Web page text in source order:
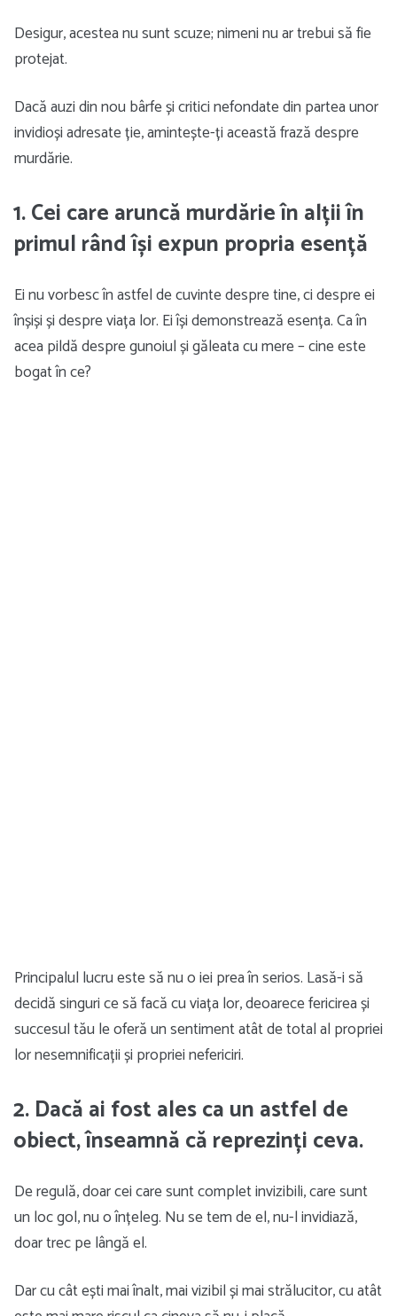
Desigur, acestea nu sunt scuze; nimeni nu ar trebui să fie
protejat.
Dacă auzi din nou bârfe și critici nefondate din partea unor
invidioși adresate ție, amintește-ți această frază despre
murdărie.
1. Cei care aruncă murdărie în alții în
primul rând își expun propria esență
Ei nu vorbesc în astfel de cuvinte despre tine, ci despre ei
înșiși și despre viața lor. Ei își demonstrează esența. Ca în
acea pildă despre gunoiul și găleata cu mere – cine este
bogat în ce?
Principalul lucru este să nu o iei prea în serios. Lasă-i să
decidă singuri ce să facă cu viața lor, deoarece fericirea și
succesul tău le oferă un sentiment atât de total al propriei
lor nesemnificații și propriei nefericiri.
2. Dacă ai fost ales ca un astfel de
obiect, înseamnă că reprezinți ceva.
De regulă, doar cei care sunt complet invizibili, care sunt
un loc gol, nu o înțeleg. Nu se tem de el, nu-l invidiază,
doar trec pe lângă el.
Dar cu cât ești mai înalt, mai vizibil și mai strălucitor, cu atât